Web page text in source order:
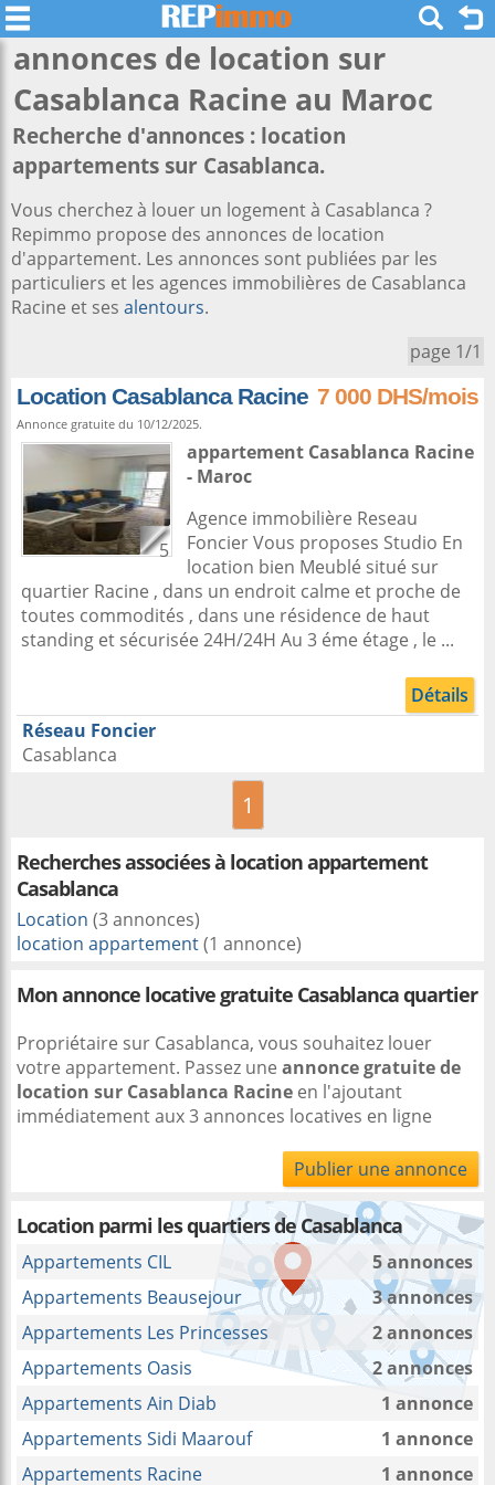
annonces de location sur
Casablanca Racine au Maroc
Recherche d'annonces : location
appartements sur Casablanca.
Vous cherchez à louer un logement à Casablanca ?
Repimmo propose des annonces de location
d'appartement. Les annonces sont publiées par les
particuliers et les agences immobilières de Casablanca
Racine et ses alentours.
page 1/1
Location Casablanca Racine 7 000 DHS/mois
Annonce gratuite du 10/12/2025.
5
appartement Casablanca Racine
- Maroc
Agence immobilière Reseau
Foncier Vous proposes Studio En
location bien Meublé situé sur
quartier Racine , dans un endroit calme et proche de
toutes commodités , dans une résidence de haut
standing et sécurisée 24H/24H Au 3 éme étage , le ...
Détails
Réseau Foncier
Casablanca
1
Recherches associées à location appartement
Casablanca
Location (3 annonces)
location appartement(1 annonce)
Mon annonce locative gratuite Casablanca quartier
Propriétaire sur Casablanca, vous souhaitez louer
votre appartement. Passez une annonce gratuite de
location sur Casablanca Racine en l'ajoutant
immédiatement aux 3 annonces locatives en ligne
Publier une annonce
Location parmi les quartiers de Casablanca
Appartements CIL
5 annonces
Appartements Beausejour
3 annonces
Appartements Les Princesses
2 annonces
Appartements Oasis
2 annonces
Appartements Ain Diab
1 annonce
Appartements Sidi Maarouf
1 annonce
Appartements Racine
1 annonce